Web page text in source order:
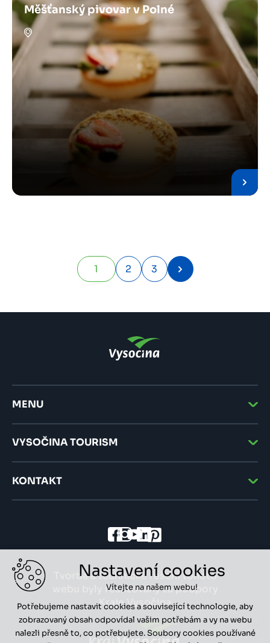
Měšťanský pivovar v Polné
Stránka
1 Stránka
2 Stránka
3
MENU
VYSOČINA TOURISM
KONTAKT
Tvorba a technické řešení tohoto
webu byly realizovány za podpory
Kraje Vysočina
Nastavení cookies
Vítejte na našem webu!
Potřebujeme nastavit cookies a související technologie, aby
zobrazovaný obsah odpovídal vašim potřebám a vy na webu
nalezli přesně to, co potřebujete. Soubory cookies používané